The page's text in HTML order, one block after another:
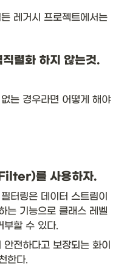
레거시 프로젝트에서는
렬화 하지 않는것.
는 경우라면 어떻게 해야
를 사용하자.
터링은 데이터 스트림이
는 기능으로 클래스 레벨
부할 수 있다.
전하다고 보장되는 화이
한다.